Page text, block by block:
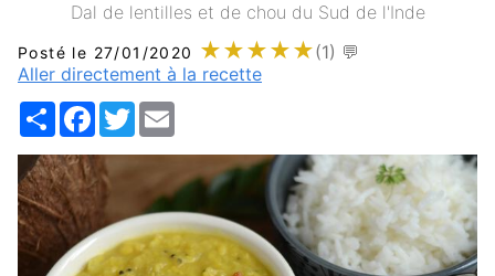
Dal de lentilles et de chou du Sud de l'Inde
Posté le 27/01/2020 ★★★★★(1) 💬
Aller directement à la recette
ShareFacebook
Twitter